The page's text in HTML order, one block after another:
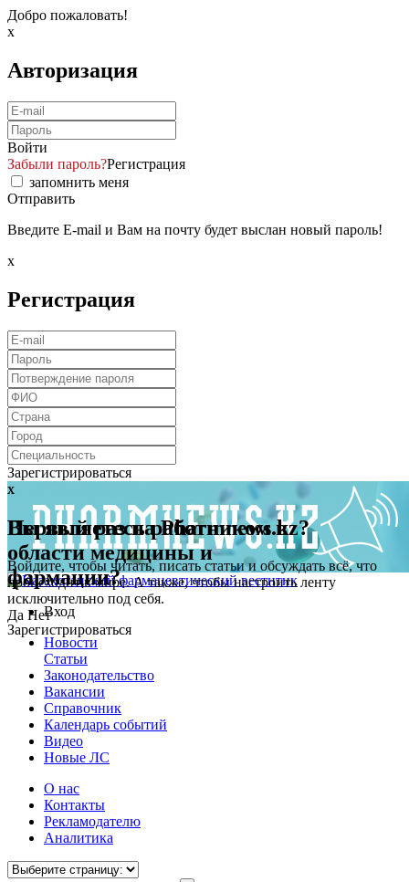
Добро пожаловать!
x
Авторизация
Войти
Забыли пароль?Регистрация
запомнить меня
Отправить
Введите E-mail и Вам на почту будет выслан новый пароль!
x
Регистрация
Зарегистрироваться
x
Первый раз на Pharmnews.kz?
Войдите, чтобы читать, писать статьи и обсуждать всё, что
происходит в мире. А также, чтобы настроить ленту
исключительно под себя.
Зарегистрироваться
x
Вы являетесь работником в
области медицины и
фармации?
Да НетВход
Новости
Статьи
Законодательство
Вакансии
Справочник
Календарь событий
Видео
Новые ЛС
О нас
Контакты
Рекламодателю
Аналитика